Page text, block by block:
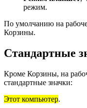
режим.
По умолчанию на
Корзины.
Стандартные
Кроме Корзины, на
стандартные значки:
Этот компьютер.